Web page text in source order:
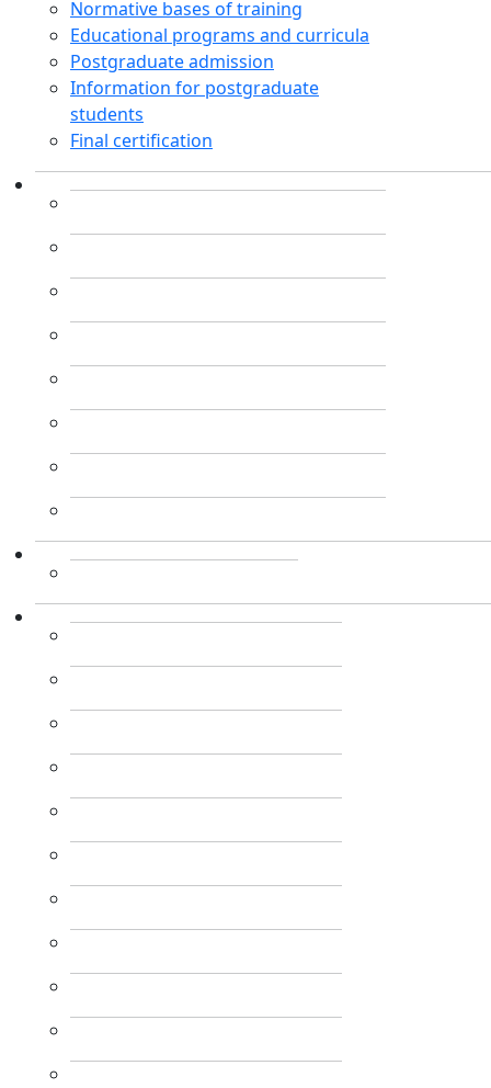
Normative bases of training
Educational programs and curricula
Postgraduate admission
Information for postgraduate
students
Final certification